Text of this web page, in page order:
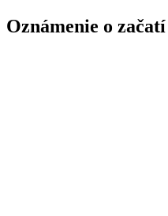
Oznámenie o